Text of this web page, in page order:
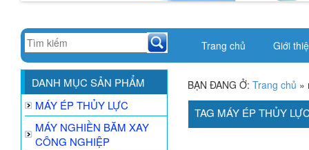
Trang chủ Giới
DANH MỤC SẢN PHẨM
MÁY ÉP THỦY LỰC
MÁY NGHIỀN BĂM XAY
CÔNG NGHIỆP
BẠN ĐANG Ở:Trang chủ »
TAG MÁY ÉP THỦY